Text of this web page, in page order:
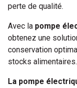
perte de qualité.
Avec la pompe
obtenez une
conservation
stocks alimentaires.
La pompe